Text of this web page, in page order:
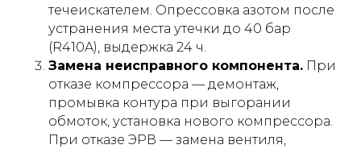
течеискателем. Опрессовка азотом после
устранения места утечки до 40 бар
(R410A), выдержка 24 ч.
Замена неисправного компонента. При
отказе компрессора — демонтаж,
промывка контура при выгорании
обмоток, установка нового компрессора.
При отказе ЭРВ — замена вентиля,